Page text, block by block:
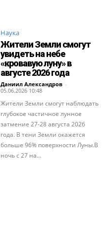
Наука
Жители Земли смогут
увидеть на небе
«кровавую луну» в
августе 2026 года
Даниил Александров -
05.06.2026 10:48
Жители Земли смогут наблюдать
глубокое частичное лунное
затмение 27-28 августа 2026
года. В тени Земли окажется
больше 96% поверхности Луны.В
ночь с 27 на...